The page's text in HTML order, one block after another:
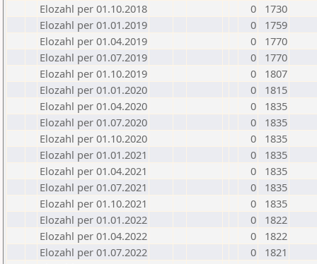
Elozahl per 01.10.2018
0
1730
Elozahl per 01.01.2019
0
1759
Elozahl per 01.04.2019
0
1770
Elozahl per 01.07.2019
0
1770
Elozahl per 01.10.2019
0
1807
Elozahl per 01.01.2020
0
1815
Elozahl per 01.04.2020
0
1835
Elozahl per 01.07.2020
0
1835
Elozahl per 01.10.2020
0
1835
Elozahl per 01.01.2021
0
1835
Elozahl per 01.04.2021
0
1835
Elozahl per 01.07.2021
0
1835
Elozahl per 01.10.2021
0
1835
Elozahl per 01.01.2022
0
1822
Elozahl per 01.04.2022
0
1822
Elozahl per 01.07.2022
0
1821